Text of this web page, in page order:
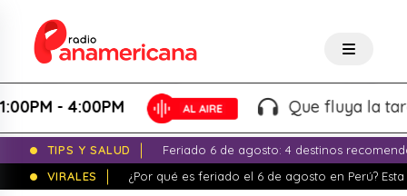
- 4:00PM Que fluya la tarde!
TIPS Y SALUD
Feriado 6 de agosto: 4 destinos
VIRALES
¿Por qué es feriado el 6 de agosto en Perú?